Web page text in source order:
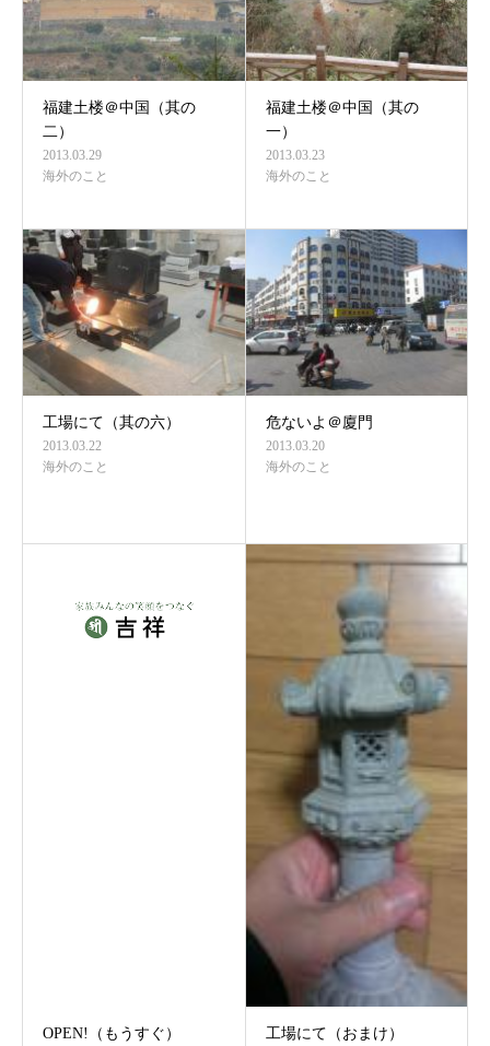
福建土楼＠中国（其の
二）
2013.03.29
海外のこと
福建土楼＠中国（其の
一）
2013.03.23
海外のこと
工場にて（其の六）
2013.03.22
海外のこと
危ないよ＠廈門
2013.03.20
海外のこと
OPEN!（もうすぐ） 工場にて（おまけ）